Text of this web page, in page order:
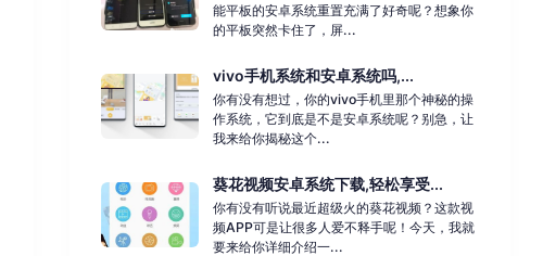
能平板的安卓系统重置充满了好奇呢？想象你
的平板突然卡住了，屏...
vivo手机系统和安卓系统吗,...
你有没有想过，你的vivo手机里那个神秘的操
作系统，它到底是不是安卓系统呢？别急，让
我来给你揭秘这个...
葵花视频安卓系统下载,轻松享受...
你有没有听说最近超级火的葵花视频？这款视
频APP可是让很多人爱不释手呢！今天，我就
要来给你详细介绍一...